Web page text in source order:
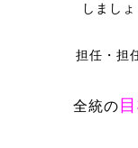
しましょ
担任・担
全統の